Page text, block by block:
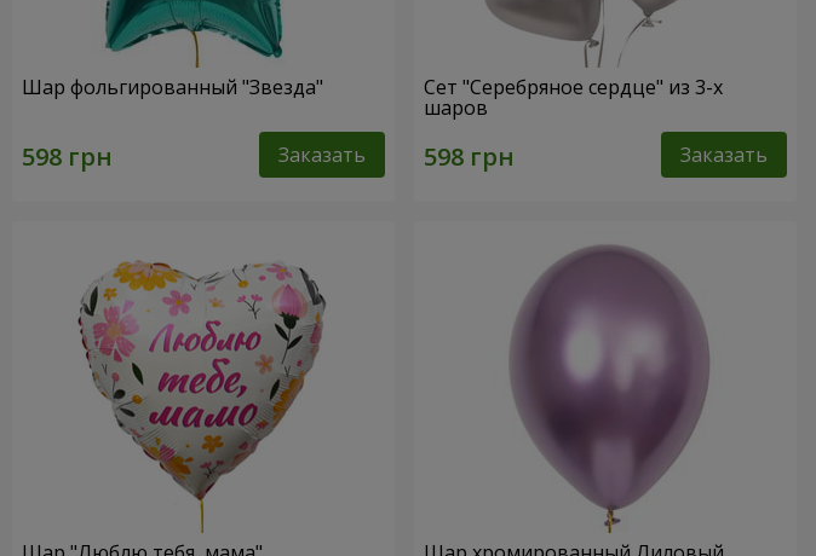
Шар фольгированный "Звезда"
Заказать
Сет "Серебряное сердце" из 3-х
шаров
Заказать